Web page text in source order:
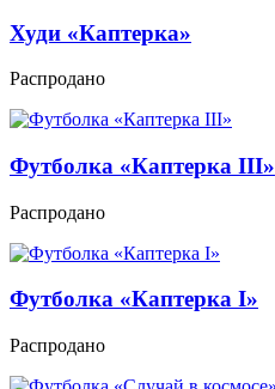
Худи «Каптерка»
Распродано
Футболка «Каптерка III»
Распродано
Футболка «Каптерка I»
Распродано